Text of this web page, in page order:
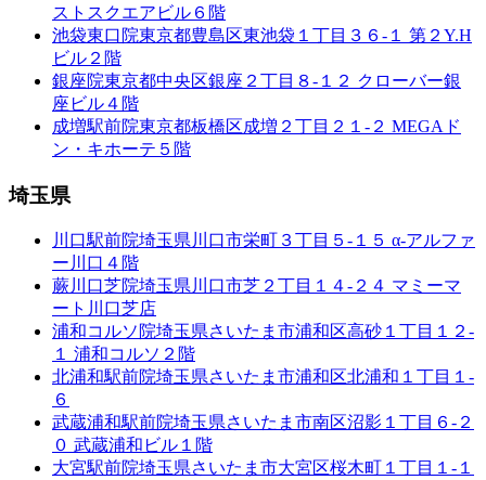
ストスクエアビル６階
池袋東口院東京都豊島区東池袋１丁目３６-１ 第２Y.H
ビル２階
銀座院東京都中央区銀座２丁目８-１２ クローバー銀
座ビル４階
成増駅前院東京都板橋区成増２丁目２１-２ MEGAド
ン・キホーテ５階
埼玉県
川口駅前院埼玉県川口市栄町３丁目５-１５ α-アルファ
ー川口４階
蕨川口芝院埼玉県川口市芝２丁目１４-２４ マミーマ
ート川口芝店
浦和コルソ院埼玉県さいたま市浦和区高砂１丁目１２-
１ 浦和コルソ２階
北浦和駅前院埼玉県さいたま市浦和区北浦和１丁目１-
６
武蔵浦和駅前院埼玉県さいたま市南区沼影１丁目６-２
０ 武蔵浦和ビル１階
大宮駅前院埼玉県さいたま市大宮区桜木町１丁目１-１